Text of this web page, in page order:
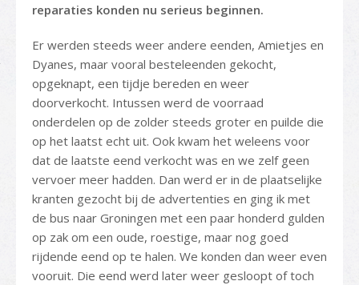
reparaties konden nu serieus beginnen.
Er werden steeds weer andere eenden, Amietjes en
Dyanes, maar vooral besteleenden gekocht,
opgeknapt, een tijdje bereden en weer
doorverkocht. Intussen werd de voorraad
onderdelen op de zolder steeds groter en puilde die
op het laatst echt uit. Ook kwam het weleens voor
dat de laatste eend verkocht was en we zelf geen
vervoer meer hadden. Dan werd er in de plaatselijke
kranten gezocht bij de advertenties en ging ik met
de bus naar Groningen met een paar honderd gulden
op zak om een oude, roestige, maar nog goed
rijdende eend op te halen. We konden dan weer even
vooruit. Die eend werd later weer gesloopt of toch